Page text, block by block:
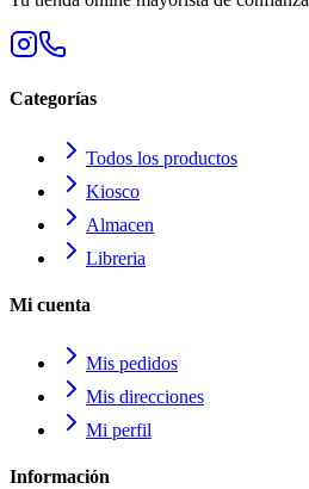
Categorías
Todos los productos
Kiosco
Almacen
Libreria
Mi cuenta
Mis pedidos
Mis direcciones
Mi perfil
Información